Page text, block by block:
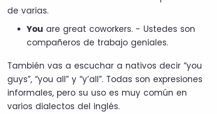
de varias.
You are great coworkers. - Ustedes son
compañeros de trabajo geniales.
También vas a escuchar a nativos decir “you
guys”, “you all” y “y’all”. Todas son expresiones
informales, pero su uso es muy común en
varios dialectos del inglés.